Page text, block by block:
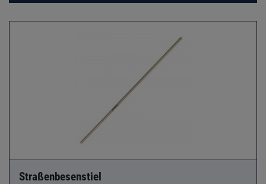
Straßenbesenstiel